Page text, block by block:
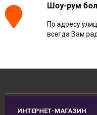
Шоу-рум
По адресу
всегда Вам
ИНТЕРНЕТ-МАГАЗИН